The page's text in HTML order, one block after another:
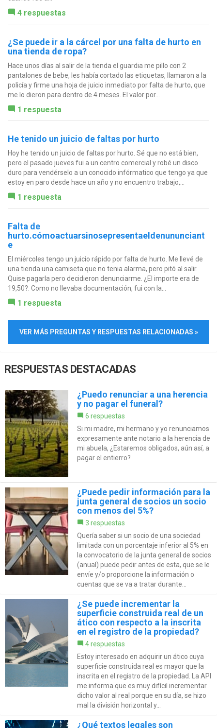
4 respuestas
¿Se puede ir a la cárcel por una falta de hurto en
una tienda de ropa?
Hace unos días al salir de la tienda el guardia me pillo con 2
pantalones de bebe, les había cortado las etiquetas, llamaron a la
policía y firme una hoja de juicio inmediato por falta de hurto, que
me lo dieron para dentro de 4 meses. El valor por...
1 respuesta
He tenido un juicio de faltas por hurto
Hoy he tenido un juicio de faltas por hurto. Sé que no está bien,
pero el pasado jueves fui a un centro comercial y robé un disco
duro para vendérselo a un conocido infórmatico que tengo ya que
estoy en paro desde hace un año y no encuentro trabajo,...
1 respuesta
Falta de
hurto.cómoactuarsinosepresentaeldenununciant
e
El miércoles tengo un juicio rápido por falta de hurto. Me llevé de
una tienda una camiseta que no tenia alarma, pero pitó al salir.
Quise pagarla pero decidieron denunciarme. ¿El importe era de
19,50?. Como no llevaba documentación, fui con la...
1 respuesta
VER MÁS PREGUNTAS Y RESPUESTAS RELACIONADAS »
RESPUESTAS DESTACADAS
¿Puedo renunciar a una herencia
y no pagar el funeral?
6 respuestas
Si mi madre, mi hermano y yo renunciamos
expresamente ante notario a la herencia de
mi abuela, ¿Estaremos obligados, aún así, a
pagar el entierro?
¿Puede pedir información para la
junta general de socios un socio
con menos del 5%?
3 respuestas
Quería saber si un socio de una sociedad
limitada con un porcentaje inferior al 5% en
la convocatorio de la junta general de socios
(anual) puede pedir antes de esta, que se le
envíe y/o proporcione la información o
cuentas que se va a tratar durante...
¿Se puede incrementar la
superficie construida real de un
ático con respecto a la inscrita
en el registro de la propiedad?
4 respuestas
Estoy interesado en adquirir un ático cuya
superficie construida real es mayor que la
inscrita en el registro de la propiedad. La API
me informa que es muy difícil incrementar
dicho valor al real porque en su día, se hizo
mal la división horizontal y...
¿Qué textos legales son